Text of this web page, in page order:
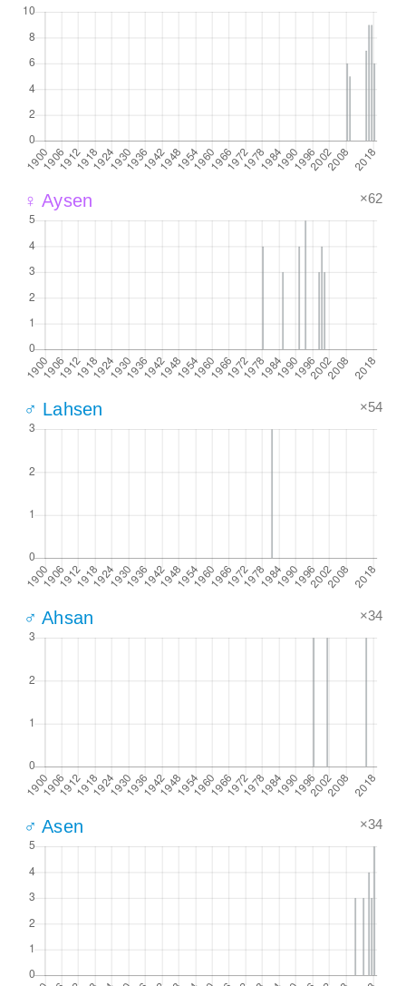
♀ Aysen ×62
♂ Lahsen ×54
♂ Ahsan ×34
♂ Asen ×34